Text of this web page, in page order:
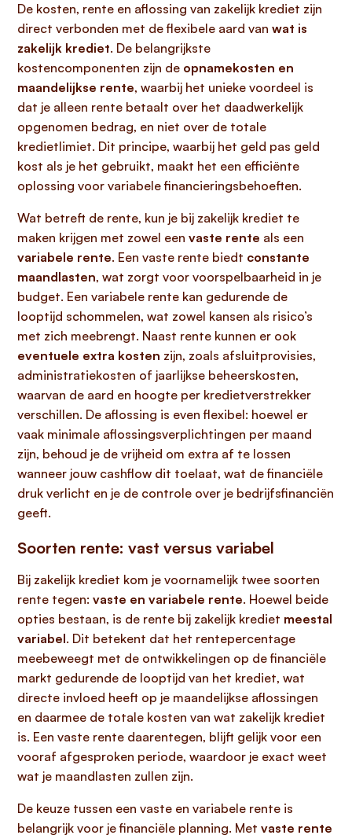
De kosten, rente en aflossing van zakelijk krediet zijn
direct verbonden met de flexibele aard van wat is
zakelijk krediet. De belangrijkste
kostencomponenten zijn de opnamekosten en
maandelijkse rente, waarbij het unieke voordeel is
dat je alleen rente betaalt over het daadwerkelijk
opgenomen bedrag, en niet over de totale
kredietlimiet. Dit principe, waarbij het geld pas geld
kost als je het gebruikt, maakt het een efficiënte
oplossing voor variabele financieringsbehoeften.
Wat betreft de rente, kun je bij zakelijk krediet te
maken krijgen met zowel een vaste rente als een
variabele rente. Een vaste rente biedt constante
maandlasten, wat zorgt voor voorspelbaarheid in je
budget. Een variabele rente kan gedurende de
looptijd schommelen, wat zowel kansen als risico’s
met zich meebrengt. Naast rente kunnen er ook
eventuele extra kosten zijn, zoals afsluitprovisies,
administratiekosten of jaarlijkse beheerskosten,
waarvan de aard en hoogte per kredietverstrekker
verschillen. De aflossing is even flexibel: hoewel er
vaak minimale aflossingsverplichtingen per maand
zijn, behoud je de vrijheid om extra af te lossen
wanneer jouw cashflow dit toelaat, wat de financiële
druk verlicht en je de controle over je bedrijfsfinanciën
geeft.
Soorten rente: vast versus variabel
Bij zakelijk krediet kom je voornamelijk twee soorten
rente tegen: vaste en variabele rente. Hoewel beide
opties bestaan, is de rente bij zakelijk krediet meestal
variabel. Dit betekent dat het rentepercentage
meebeweegt met de ontwikkelingen op de financiële
markt gedurende de looptijd van het krediet, wat
directe invloed heeft op je maandelijkse aflossingen
en daarmee de totale kosten van wat zakelijk krediet
is. Een vaste rente daarentegen, blijft gelijk voor een
vooraf afgesproken periode, waardoor je exact weet
wat je maandlasten zullen zijn.
De keuze tussen een vaste en variabele rente is
belangrijk voor je financiële planning. Met vaste rente